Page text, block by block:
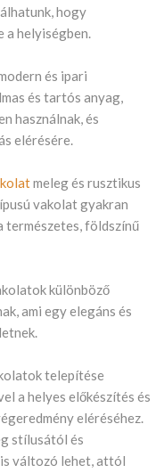
hogy
a helyiségben.
és ipari
és tartós anyag,
használnak, és
elérésére.
meleg és rusztikus
vakolat gyakran
természetes, földszínű
különböző
ami egy elegáns és
telepítése
a helyes előkészítés és
eléréséhez.
stílusától és
változó lehet, attól